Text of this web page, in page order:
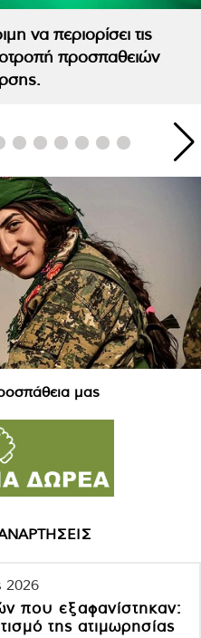
να περιορίσει τις
προσπαθειών
μας
2026
που εξαφανίστηκαν:
της ατιμωρησίας